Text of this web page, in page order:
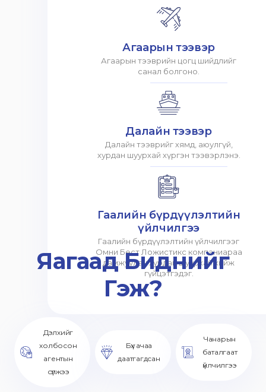
Агаарын тээвэр
Агаарын тээврийн цогц шийдлийг
санал болгоно.
Далайн тээвэр
Далайн тээврийг хямд, аюулгүй,
хурдан шуурхай хүргэн тээвэрлэнэ.
Гаалийн бүрдүүлэлтийн
үйлчилгээ
Гаалийн бүрдүүлэлтийн үйлчилгээг
Омни Бест Ложистикс компаниараа
дамжуулан хурдан шуурхай хийж
гүйцэтгэдэг.
Яагаад Биднийг
Гэж?
Дэлхийг
холбосон
агентын
сүлжээ
Бүх ачаа
даатгагдсан
Чанарын
баталгаат
үйлчилгээ